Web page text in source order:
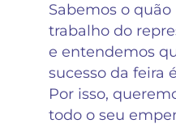
Sabemos o
trabalho do
e entendemos
sucesso da feira
Por isso,
todo o seu